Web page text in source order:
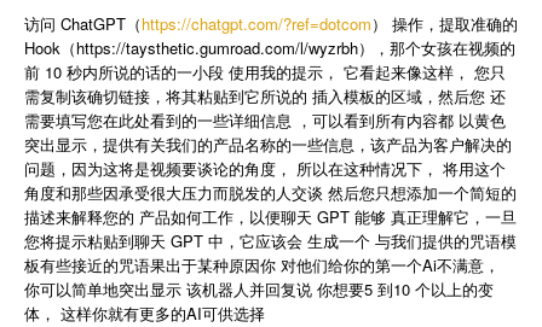
访问 ChatGPT（https://chatgpt.com/?ref=dotcom） 操作，提取准确的
Hook（https://taysthetic.gumroad.com/l/wyzrbh），那个女孩在视频的
前 10 秒内所说的话的一小段 使用我的提示， 它看起来像这样， 您只
需复制该确切链接，将其粘贴到它所说的 插入模板的区域，然后您 还
需要填写您在此处看到的一些详细信息 ，可以看到所有内容都 以黄色
突出显示，提供有关我们的产品名称的一些信息，该产品为客户解决的
问题，因为这将是视频要谈论的角度， 所以在这种情况下， 将用这个
角度和那些因承受很大压力而脱发的人交谈 然后您只想添加一个简短的
描述来解释您的 产品如何工作，以便聊天 GPT 能够 真正理解它，一旦
您将提示粘贴到聊天 GPT 中，它应该会 生成一个 与我们提供的咒语模
板有些接近的咒语果出于某种原因你 对他们给你的第一个Ai不满意，
你可以简单地突出显示 该机器人并回复说 你想要5 到10 个以上的变
体， 这样你就有更多的AI可供选择